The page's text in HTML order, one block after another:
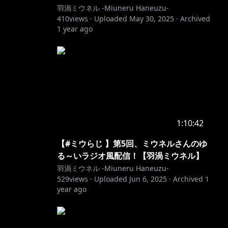
羽渦ミウネル -Miuneru Haneuzu-
410views · Uploaded May 30, 2025 · Archived
1 year ago
1:10:42
【#ミウらじ 】第5回、ミウネルさんのゆ
る～いラジオ風配信！【羽渦ミウネル】
羽渦ミウネル -Miuneru Haneuzu-
529views · Uploaded Jun 6, 2025 · Archived 1
year ago